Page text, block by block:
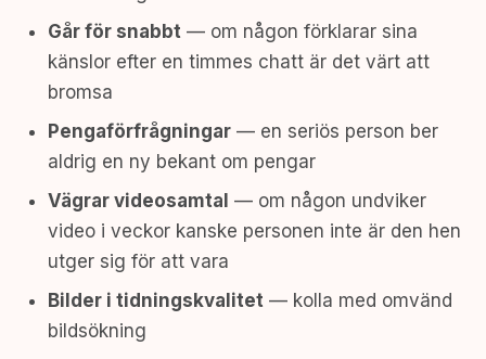
Går för snabbt — om någon förklarar sina
känslor efter en timmes chatt är det värt att
bromsa
Pengaförfrågningar — en seriös person ber
aldrig en ny bekant om pengar
Vägrar videosamtal — om någon undviker
video i veckor kanske personen inte är den hen
utger sig för att vara
Bilder i tidningskvalitet — kolla med omvänd
bildsökning